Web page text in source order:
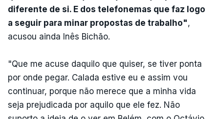
diferente de si. E dos telefonemas que faz logo
a seguir para minar propostas de trabalho",
acusou ainda Inês Bichão.
"Que me acuse daquilo que quiser, se tiver ponta
por onde pegar. Calada estive eu e assim vou
continuar, porque não merece que a minha vida
seja prejudicada por aquilo que ele fez. Não